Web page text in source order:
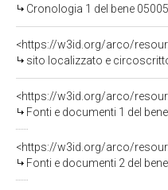
Cronologia 1 del bene
<https://w3id.org/arco/
sito localizzato e
<https://w3id.org/arco/
Fonti e documenti 1 del
<https://w3id.org/arco/
Fonti e documenti 2 del